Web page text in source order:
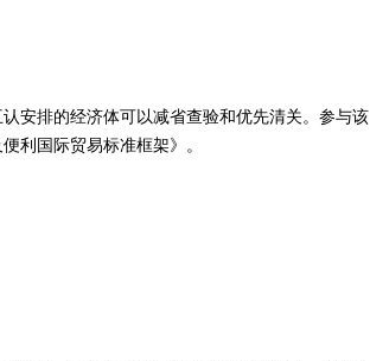
安排的经济体可以减省查验和优先清关。参与该
利国际贸易标准框架》。